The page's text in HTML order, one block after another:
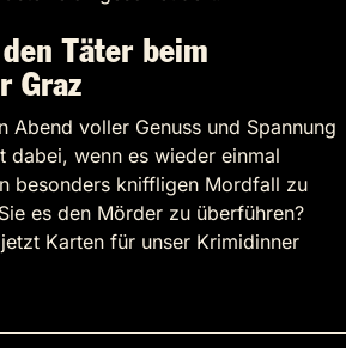
den Täter beim
Graz
Abend voller Genuss und Spannung
dabei, wenn es wieder einmal
besonders kniffligen Mordfall zu
es den Mörder zu überführen?
Karten für unser Krimidinner